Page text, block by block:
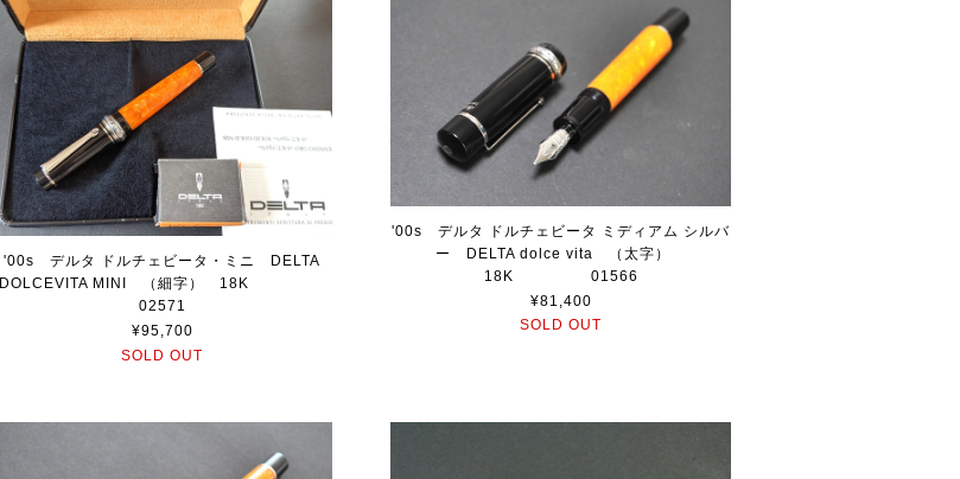
'00s デルタ ドルチェビータ・ミニ DELTA
DOLCEVITA MINI （細字） 18K
02571
¥95,700
SOLD OUT
'00s デルタ ドルチェビータ ミディアム シルバ
ー DELTA dolce vita （太字）
18K 01566
¥81,400
SOLD OUT